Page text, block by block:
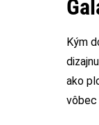
Kým
ako
vôbec